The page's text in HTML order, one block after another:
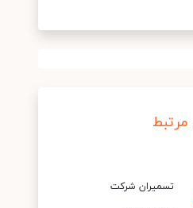
مرتبط
تسمیران شرکت